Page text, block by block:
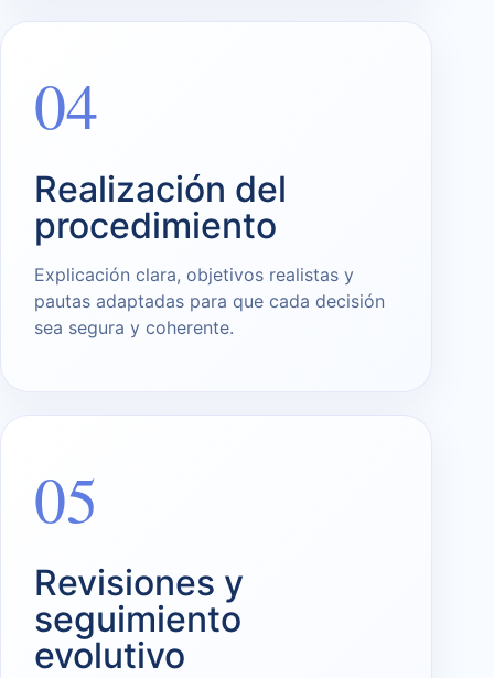
04
Realización del
procedimiento
Explicación clara, objetivos realistas y
pautas adaptadas para que cada decisión
sea segura y coherente.
05
Revisiones y
seguimiento
evolutivo